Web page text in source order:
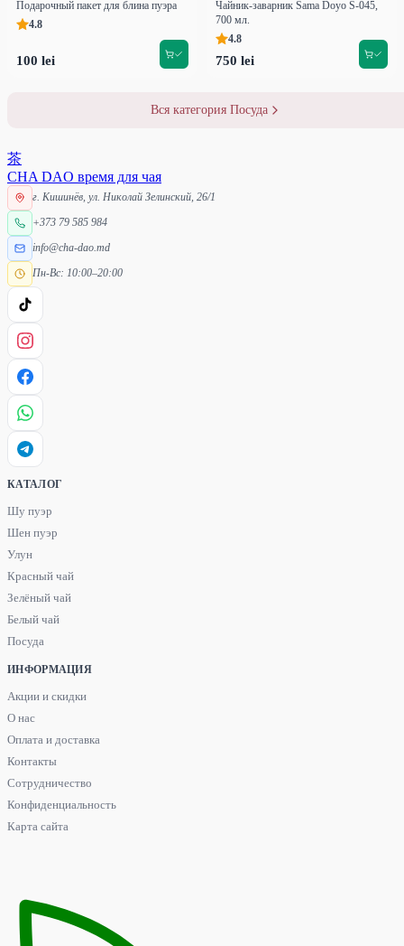
Подарочный пакет для блина пуэра
4.8
100 lei
Чайник-заварник Sama Doyo S-045,
700 мл.
4.8
750 lei
Вся категория Посуда
茶
CHA DAO время для чая
г. Кишинёв, ул. Николай Зелинский, 26/1
+373 79 585 984
info@cha-dao.md
Пн-Вс: 10:00–20:00
КАТАЛОГ
Шу пуэр
Шен пуэр
Улун
Красный чай
Зелёный чай
Белый чай
Посуда
ИНФОРМАЦИЯ
Акции и скидки
О нас
Оплата и доставка
Контакты
Сотрудничество
Конфиденциальность
Карта сайта